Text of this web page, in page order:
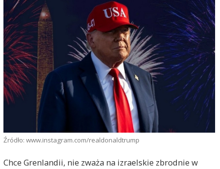
Źródło: www.instagram.com/realdonaldtrump
Chce Grenlandii, nie zważa na izraelskie zbrodnie w